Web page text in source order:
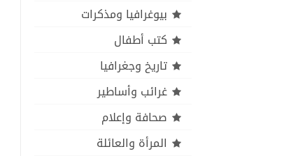
بيوغرافيا ومذكرات
كتب أطفال
تاريخ وجغرافيا
غرائب وأساطير
صحافة وإعلام
المرأة والعائلة